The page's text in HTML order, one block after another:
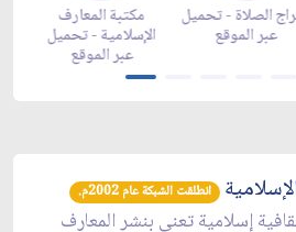
معراج الصلاة - تحميل
عبر الموقع
مجلة بقية الله -
تحميل عبر الموقع
انطلقت الشبكة عام 2002م.
إسلامية تعنى بنشر المعارف